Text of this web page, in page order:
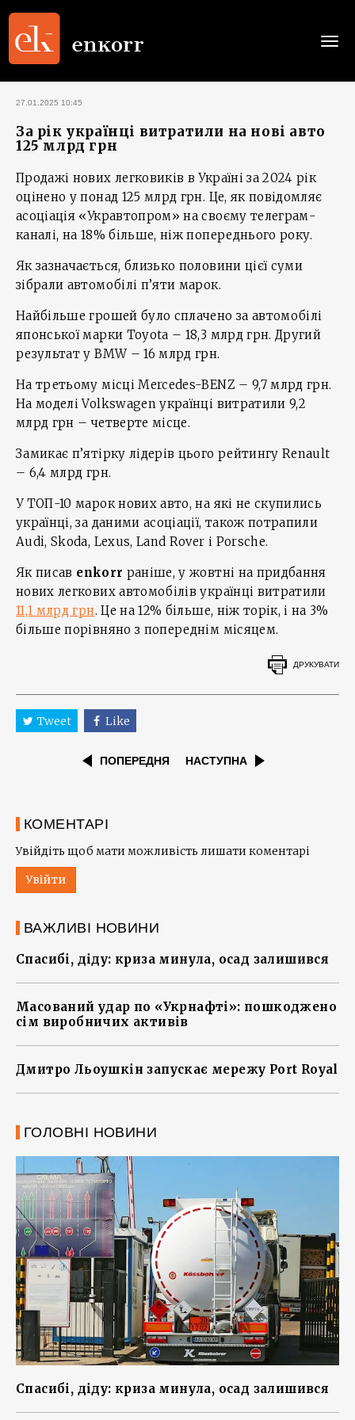
27.01.2025 10:45
За рік українці витратили на нові авто
125 млрд грн
Продажі нових легковиків в Україні за 2024 рік
оцінено у понад 125 млрд грн. Це, як повідомляє
асоціація «Укравтопром» на своєму телеграм-
каналі, на 18% більше, ніж попереднього року.
Як зазначається, близько половини цієї суми
зібрали автомобілі п’яти марок.
Найбільше грошей було сплачено за автомобілі
японської марки Toyota – 18,3 млрд грн. Другий
результат у BMW – 16 млрд грн.
На третьому місці Mercedes-BENZ – 9,7 млрд грн.
На моделі Volkswagen українці витратили 9,2
млрд грн – четверте місце.
Замикає п’ятірку лідерів цього рейтингу Renault
– 6,4 млрд грн.
У ТОП-10 марок нових авто, на які не скупились
українці, за даними асоціації, також потрапили
Audi, Skoda, Lexus, Land Rover і Porsche.
Як писав enkorr раніше, у жовтні на придбання
нових легкових автомобілів українці витратили
11,1 млрд грн. Це на 12% більше, ніж торік, і на 3%
більше порівняно з попереднім місяцем.
ДРУКУВАТИ
Tweet Like
ПОПЕРЕДНЯ НАСТУПНА
КОМЕНТАРІ
Увійдіть щоб мати можливість лишати коментарі
Увійти
ВАЖЛИВІ НОВИНИ
Спасибі, діду: криза минула, осад залишився
Масований удар по «Укрнафті»: пошкоджено
сім виробничих активів
Дмитро Льоушкін запускає мережу Port Royal
ГОЛОВНІ НОВИНИ
Спасибі, діду: криза минула, осад залишився